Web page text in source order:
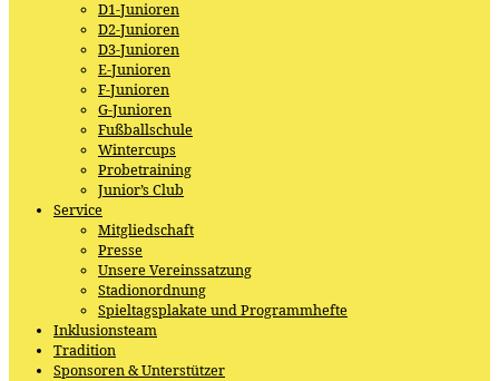
D1-Junioren
D2-Junioren
D3-Junioren
E-Junioren
F-Junioren
G-Junioren
Fußballschule
Wintercups
Probetraining
Junior’s Club
Service
Mitgliedschaft
Presse
Unsere Vereinssatzung
Stadionordnung
Spieltagsplakate und Programmhefte
Inklusionsteam
Tradition
Sponsoren & Unterstützer